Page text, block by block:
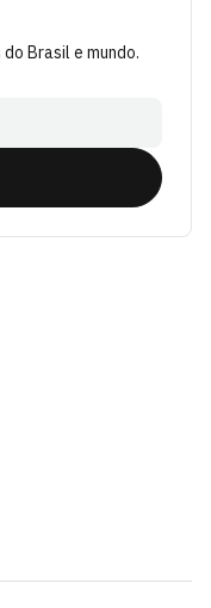
Brasil e mundo.